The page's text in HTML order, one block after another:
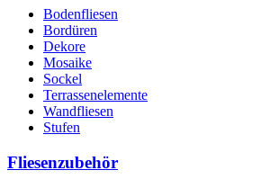
Bodenfliesen
Bordüren
Dekore
Mosaike
Sockel
Terrassenelemente
Wandfliesen
Stufen
Fliesenzubehör